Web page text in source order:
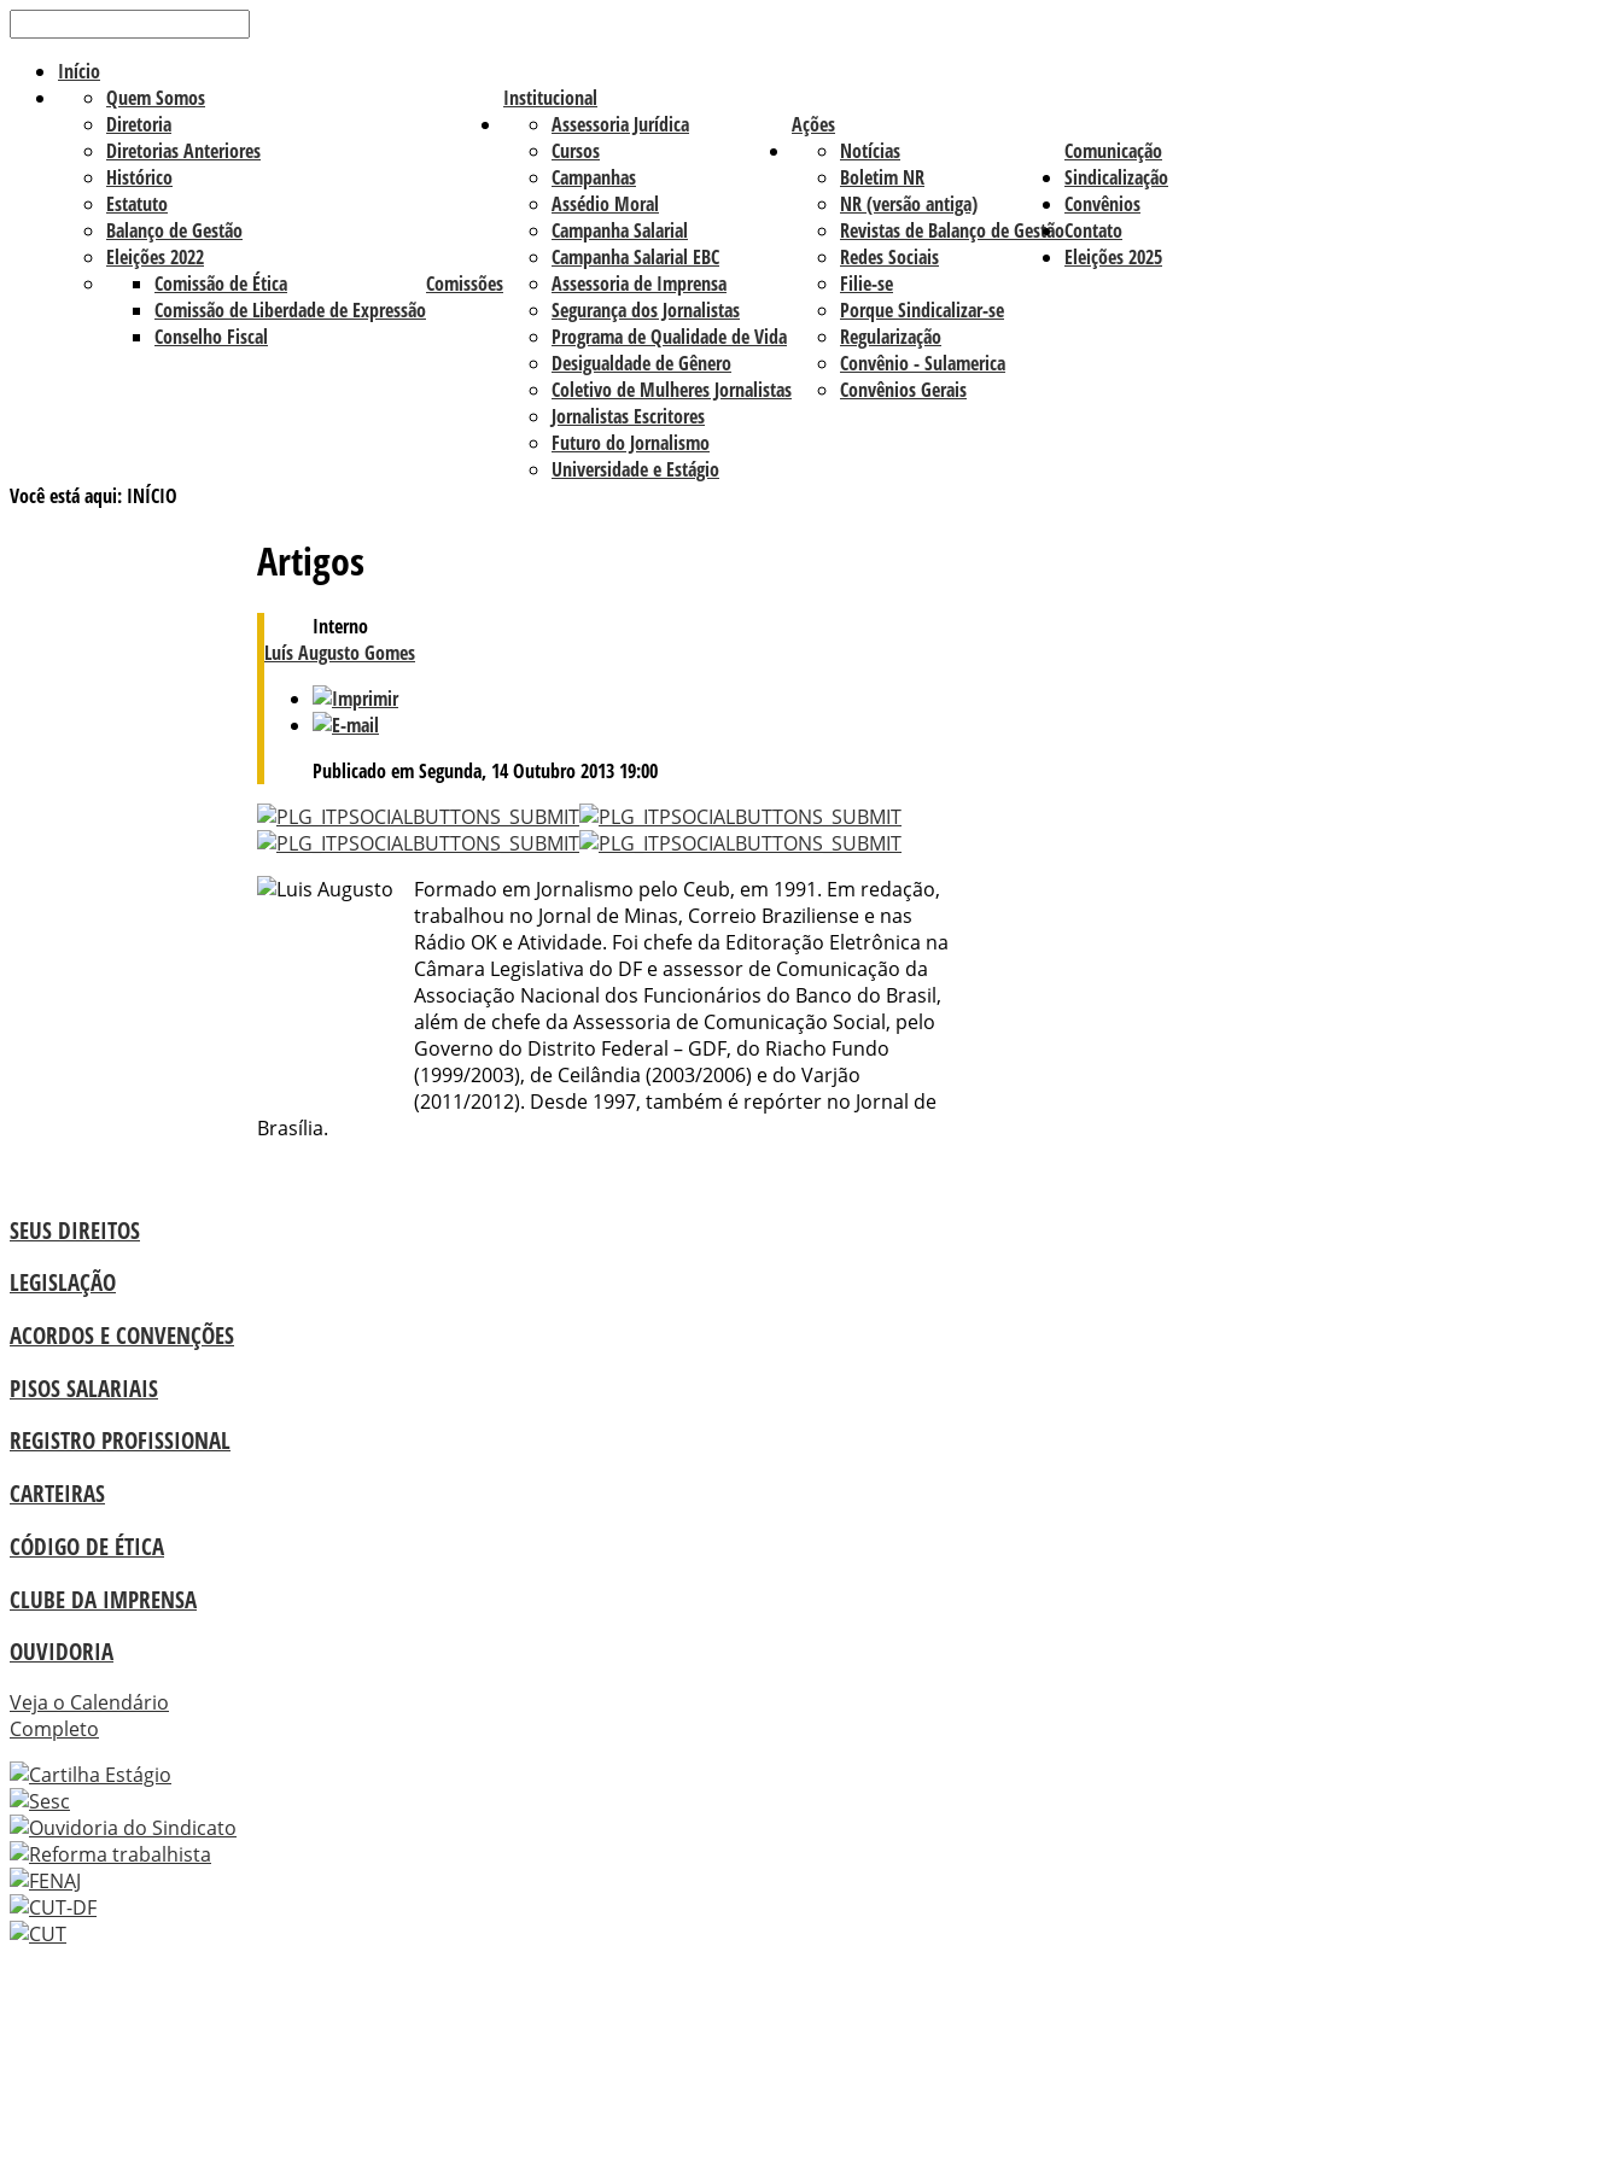
Início
Institucional
Quem Somos
Diretoria
Diretorias Anteriores
Histórico
Estatuto
Balanço de Gestão
Eleições 2022
Comissões
Comissão de Ética
Comissão de Liberdade de Expressão
Conselho Fiscal
Ações
Assessoria Jurídica
Cursos
Campanhas
Assédio Moral
Campanha Salarial
Campanha Salarial EBC
Assessoria de Imprensa
Segurança dos Jornalistas
Programa de Qualidade de Vida
Desigualdade de Gênero
Coletivo de Mulheres Jornalistas
Jornalistas Escritores
Futuro do Jornalismo
Universidade e Estágio
Comunicação
Notícias
Boletim NR
NR (versão antiga)
Revistas de Balanço de Gestão
Redes Sociais
Sindicalização
Filie-se
Porque Sindicalizar-se
Regularização
Convênios
Convênio - Sulamerica
Convênios Gerais
Contato
Eleições 2025
Você está aqui: INÍCIO
Artigos
Interno
Luís Augusto Gomes
Publicado em Segunda, 14 Outubro 2013 19:00
Formado em Jornalismo pelo Ceub, em 1991. Em redação,
trabalhou no Jornal de Minas, Correio Braziliense e nas
Rádio OK e Atividade. Foi chefe da Editoração Eletrônica na
Câmara Legislativa do DF e assessor de Comunicação da
Associação Nacional dos Funcionários do Banco do Brasil,
além de chefe da Assessoria de Comunicação Social, pelo
Governo do Distrito Federal – GDF, do Riacho Fundo
(1999/2003), de Ceilândia (2003/2006) e do Varjão
(2011/2012). Desde 1997, também é repórter no Jornal de
Brasília.
SEUS DIREITOS
LEGISLAÇÃO
ACORDOS E CONVENÇÕES
PISOS SALARIAIS
REGISTRO PROFISSIONAL
CARTEIRAS
CÓDIGO DE ÉTICA
CLUBE DA IMPRENSA
OUVIDORIA
Veja o Calendário
Completo